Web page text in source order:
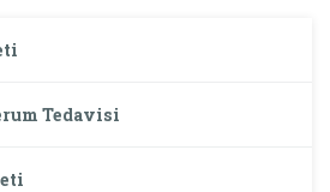
Tedavisi